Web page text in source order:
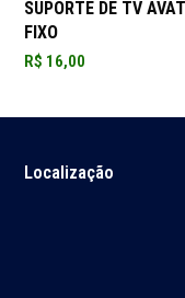
SUPORTE DE TV
FIXO
R$ 16,00
Localização